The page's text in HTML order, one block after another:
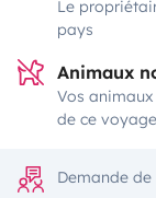
Le
pays
Animaux
Vos
de ce voyage
Demande